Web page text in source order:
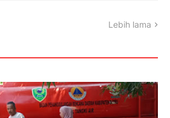
Lebih lama